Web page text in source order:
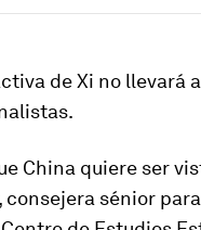
de Xi no llevará
China quiere ser
consejera sénior